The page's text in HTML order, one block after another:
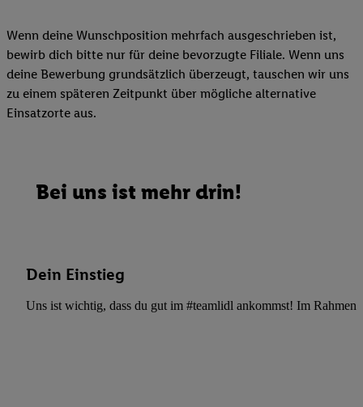
Wenn deine Wunschposition mehrfach ausgeschrieben ist,
bewirb dich bitte nur für deine bevorzugte Filiale. Wenn uns
deine Bewerbung grundsätzlich überzeugt, tauschen wir uns
zu einem späteren Zeitpunkt über mögliche alternative
Einsatzorte aus.
Bei uns ist mehr drin!
Dein Einstieg
Uns ist wichtig, dass du gut im #teamlidl ankommst! Im Rahmen